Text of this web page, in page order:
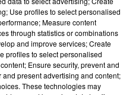
son image. La Cour
nationale, ont
sa suppression pure
POUR REMPLACER
Use profiles to select personalised
Measure content
through statistics or combinations
and improve services; Create
profiles to select personalised
Ensure security, prevent and
present advertising and content;
These technologies may